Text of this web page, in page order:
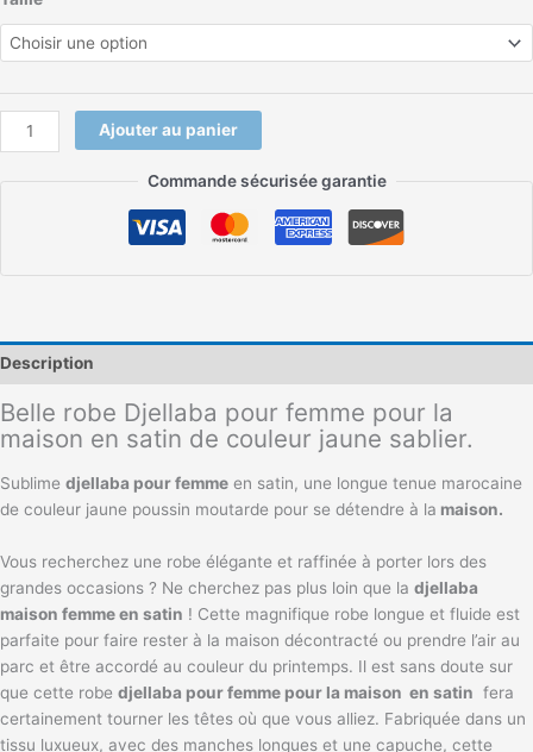
Ajouter au panier
Commande sécurisée garantie
Description
Belle robe Djellaba pour femme pour la
maison en satin de couleur jaune sablier.
Sublime djellaba pour femme en satin, une longue tenue marocaine
de couleur jaune poussin moutarde pour se détendre à la maison.
Vous recherchez une robe élégante et raffinée à porter lors des
grandes occasions ? Ne cherchez pas plus loin que la djellaba
maison femme en satin ! Cette magnifique robe longue et fluide est
parfaite pour faire rester à la maison décontracté ou prendre l’air au
parc et être accordé au couleur du printemps. Il est sans doute sur
que cette robe djellaba pour femme pour la maison en satin fera
certainement tourner les têtes où que vous alliez. Fabriquée dans un
tissu luxueux, avec des manches longues et une capuche, cette